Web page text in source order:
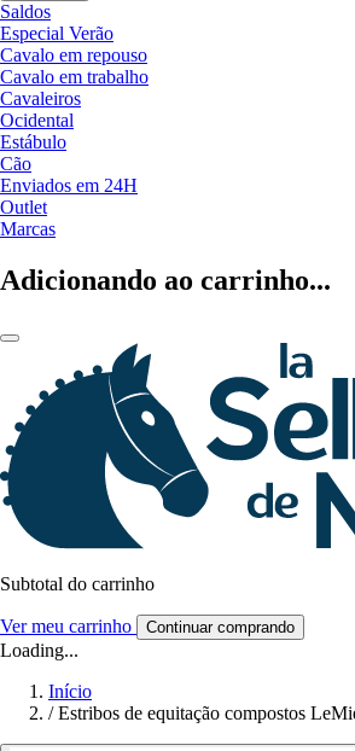
Saldos
Especial Verão
Cavalo em repouso
Cavalo em trabalho
Cavaleiros
Ocidental
Estábulo
Cão
Enviados em 24H
Outlet
Marcas
Adicionando ao carrinho...
Subtotal do carrinho
Ver meu carrinho Continuar comprando
Loading...
Início
/ Estribos de equitação compostos